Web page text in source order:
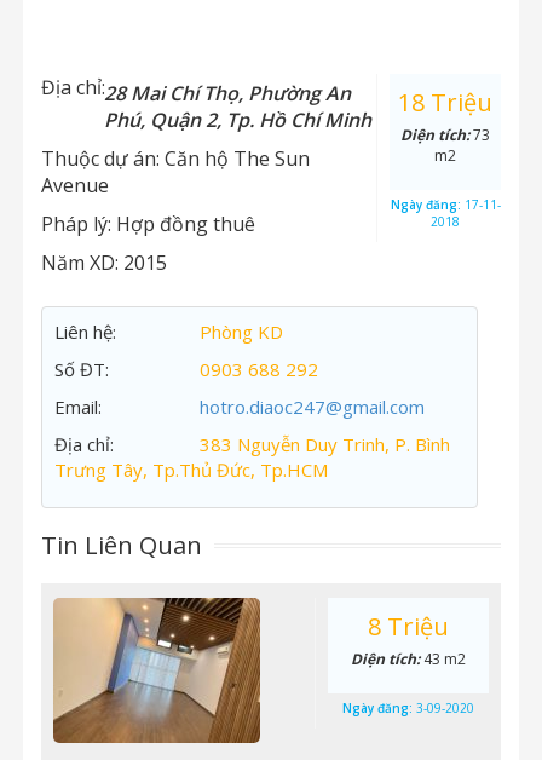
Địa chỉ:28 Mai Chí Thọ, Phường An
Phú, Quận 2, Tp. Hồ Chí Minh
Thuộc dự án: Căn hộ The Sun
Avenue
Pháp lý: Hợp đồng thuê
Năm XD: 2015
18 Triệu
Diện tích:73
m2
Ngày đăng: 17-11-
2018
Liên hệ:
Phòng KD
Số ĐT:
0903 688 292
Email:
hotro.diaoc247@gmail.com
Địa chỉ:
383 Nguyễn Duy Trinh, P. Bình
Trưng Tây, Tp.Thủ Đức, Tp.HCM
Tin Liên Quan
8 Triệu
Diện tích:43 m2
Ngày đăng: 3-09-2020